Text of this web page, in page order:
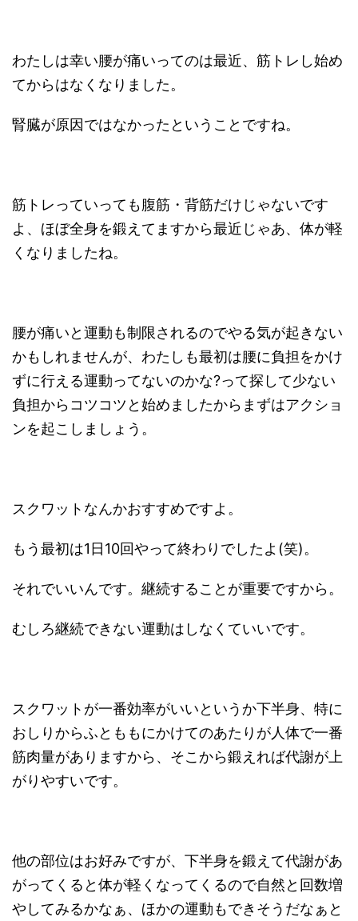
わたしは幸い腰が痛いってのは最近、筋トレし始め
てからはなくなりました。
腎臓が原因ではなかったということですね。
筋トレっていっても腹筋・背筋だけじゃないです
よ、ほぼ全身を鍛えてますから最近じゃあ、体が軽
くなりましたね。
腰が痛いと運動も制限されるのでやる気が起きない
かもしれませんが、わたしも最初は腰に負担をかけ
ずに行える運動ってないのかな?って探して少ない
負担からコツコツと始めましたからまずはアクショ
ンを起こしましょう。
スクワットなんかおすすめですよ。
もう最初は1日10回やって終わりでしたよ(笑)。
それでいいんです。継続することが重要ですから。
むしろ継続できない運動はしなくていいです。
スクワットが一番効率がいいというか下半身、特に
おしりからふとももにかけてのあたりが人体で一番
筋肉量がありますから、そこから鍛えれば代謝が上
がりやすいです。
他の部位はお好みですが、下半身を鍛えて代謝があ
がってくると体が軽くなってくるので自然と回数増
やしてみるかなぁ、ほかの運動もできそうだなぁと